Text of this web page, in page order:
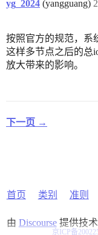
yg_2024 (yangguang)
按照官方的规范，系
这样多节点之后的总
放大带来的影响。
下一页 →
首页 类别 准则
由 Discourse提供技术
京ICP备